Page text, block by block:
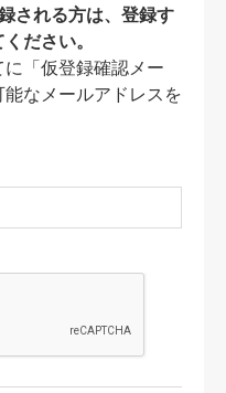
される方は、登録す
ださい。
「仮登録確認メー
なメールアドレスを